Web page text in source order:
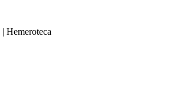
| Hemeroteca